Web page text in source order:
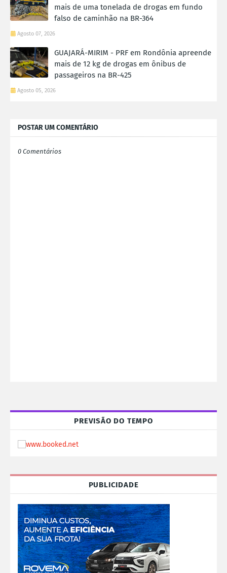
mais de uma tonelada de drogas em fundo
falso de caminhão na BR-364
Agosto 07, 2026
GUAJARÁ-MIRIM - PRF em Rondônia apreende
mais de 12 kg de drogas em ônibus de
passageiros na BR-425
Agosto 05, 2026
POSTAR UM COMENTÁRIO
0 Comentários
PREVISÃO DO TEMPO
PUBLICIDADE